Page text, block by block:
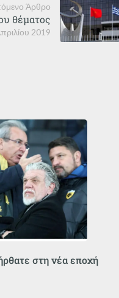
Άρθρο
2019
θέματος
στη νέα εποχή